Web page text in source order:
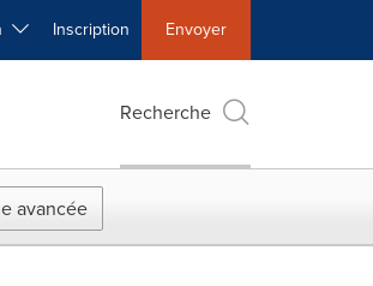
Inscription Envoyer
Recherche
avancée